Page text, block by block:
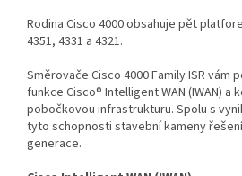
Rodina Cisco 4000 obsahuje pět
4351, 4331 a 4321.
Směrovače Cisco 4000 Family ISR vám
funkce Cisco® Intelligent WAN (IWAN) a
pobočkovou infrastrukturu. Spolu s
tyto schopnosti stavební kameny
generace.